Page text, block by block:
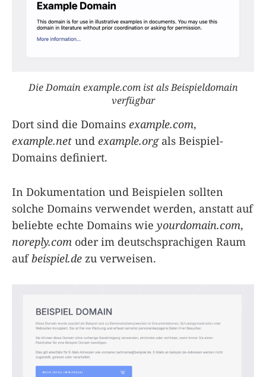
Die Domain example.com ist als Beispieldomain
verfügbar
Dort sind die Domains example.com,
example.net und example.orgals Beispiel-
Domains definiert.
In Dokumentation und Beispielen sollten
solche Domains verwendet werden, anstatt auf
beliebte echte Domains wie yourdomain.com,
noreply.com oder im deutschsprachigen Raum
aufbeispiel.de zu verweisen.